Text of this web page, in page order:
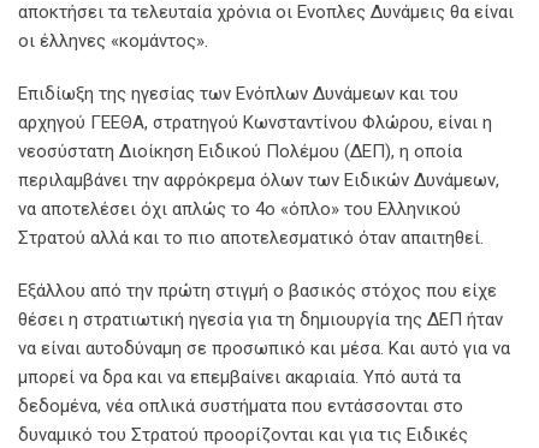
αποκτήσει τα τελευταία χρόνια οι Ενοπλες Δυνάμεις θα είναι
οι έλληνες «κομάντος».
Επιδίωξη της ηγεσίας των Ενόπλων Δυνάμεων και του
αρχηγού ΓΕΕΘΑ, στρατηγού Κωνσταντίνου Φλώρου, είναι η
νεοσύστατη Διοίκηση Ειδικού Πολέμου (ΔΕΠ), η οποία
περιλαμβάνει την αφρόκρεμα όλων των Ειδικών Δυνάμεων,
να αποτελέσει όχι απλώς το 4ο «όπλο» του Ελληνικού
Στρατού αλλά και το πιο αποτελεσματικό όταν απαιτηθεί.
Εξάλλου από την πρώτη στιγμή ο βασικός στόχος που είχε
θέσει η στρατιωτική ηγεσία για τη δημιουργία της ΔΕΠ ήταν
να είναι αυτοδύναμη σε προσωπικό και μέσα. Και αυτό για να
μπορεί να δρα και να επεμβαίνει ακαριαία. Υπό αυτά τα
δεδομένα, νέα οπλικά συστήματα που εντάσσονται στο
δυναμικό του Στρατού προορίζονται και για τις Ειδικές